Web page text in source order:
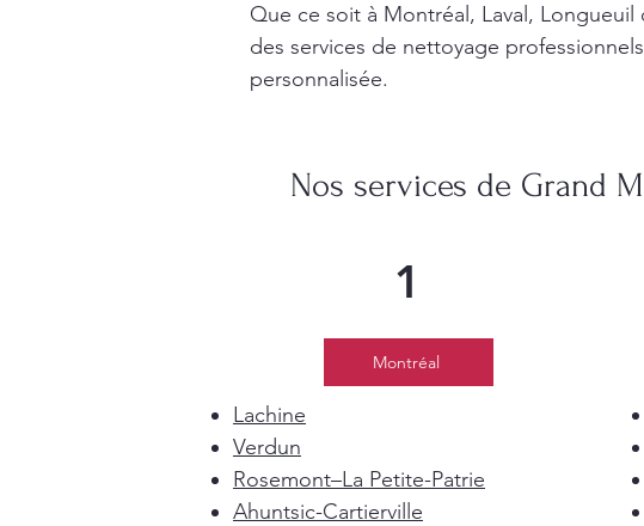
Que ce soit à Montréal, Laval,
des services de nettoyage
personnalisée.
Nos services de Grand
1
Montréal
Lachine
Verdun
Rosemont–La Petite-Patrie
Ahuntsic-Cartierville